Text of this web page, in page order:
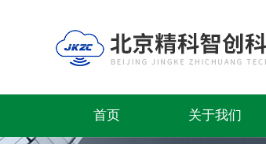
首页 关于我们